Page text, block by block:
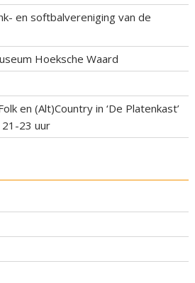
en softbalvereniging van de
Hoeksche Waard
en (Alt)Country in ‘De Platenkast’
23 uur